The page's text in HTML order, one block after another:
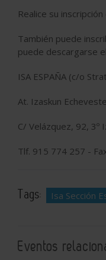
Realice su
También puede
puede descargarse
ISA ESPAÑA (c/o
At. Izaskun Echeveste
C/ Velázquez, 92, 3º
Tlf. 915 774 257 -
Tags: Isa Sección
Eventos